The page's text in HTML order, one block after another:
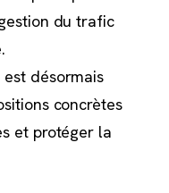
du trafic
est désormais
concrètes
et protéger la